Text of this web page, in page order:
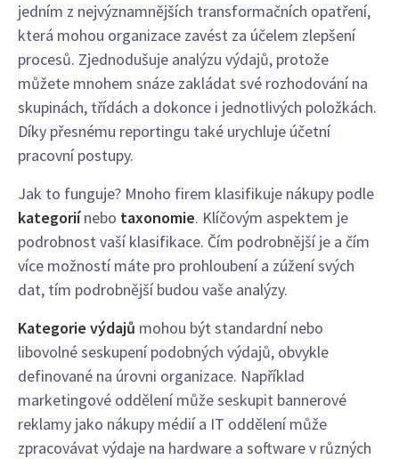
jedním z nejvýznamnějších transformačních opatření,
která mohou organizace zavést za účelem zlepšení
procesů. Zjednodušuje analýzu výdajů, protože
můžete mnohem snáze zakládat své rozhodování na
skupinách, třídách a dokonce i jednotlivých položkách.
Díky přesnému reportingu také urychluje účetní
pracovní postupy.
Jak to funguje? Mnoho firem klasifikuje nákupy podle
kategoriínebo taxonomie. Klíčovým aspektem je
podrobnost vaší klasifikace. Čím podrobnější je a čím
více možností máte pro prohloubení a zúžení svých
dat, tím podrobnější budou vaše analýzy.
Kategorie výdajů mohou být standardní nebo
libovolné seskupení podobných výdajů, obvykle
definované na úrovni organizace. Například
marketingové oddělení může seskupit bannerové
reklamy jako nákupy médií a IT oddělení může
zpracovávat výdaje na hardware a software v různých